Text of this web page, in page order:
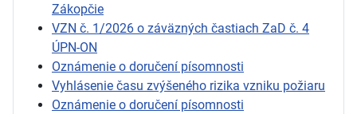
Zákopčie
VZN č. 1/2026 o záväzných častiach ZaD č. 4
ÚPN-ON
Oznámenie o doručení písomnosti
Vyhlásenie času zvýšeného rizika vzniku požiaru
Oznámenie o doručení písomnosti